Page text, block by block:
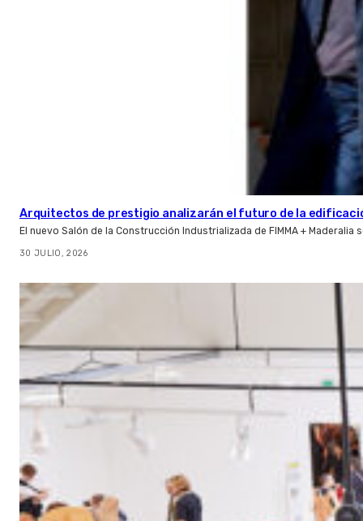
Arquitectos de prestigio analizarán el futuro de la
El nuevo Salón de la Construcción Industrializada de FIMMA +
30 JULIO, 2026